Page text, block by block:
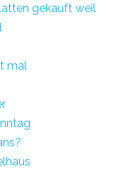
gekauft weil
mal